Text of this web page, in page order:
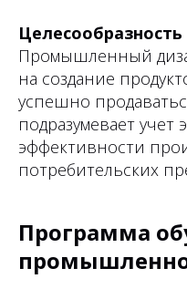
Целесообразность
Промышленный
на создание
успешно
подразумевает учет
эффективности
потребительских
Программа